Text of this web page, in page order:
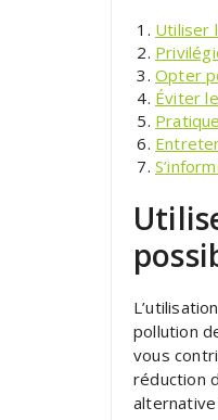
Utiliser
Opter
Éviter
pollution
vous
réduction